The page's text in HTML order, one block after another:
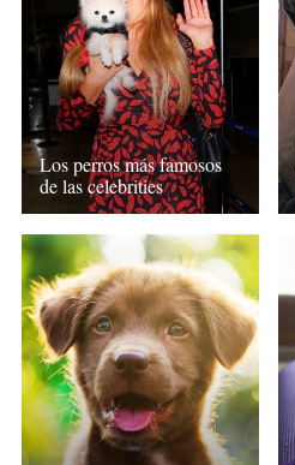
Los perros más famosos
de las celebrities